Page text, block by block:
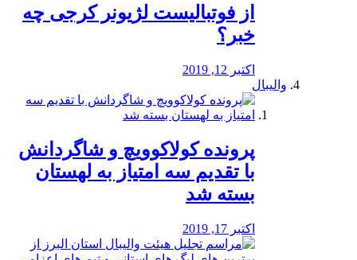
از فوتبالیست لژیونر کرجی چه
خبر؟
اکتبر 12, 2019
والیبال
پرونده کولاکوویچ و شاگردانش
با تقدیم سه امتیاز به لهستان
بسته شد
اکتبر 17, 2019